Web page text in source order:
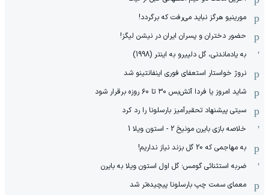
مورینیو هرگز نباید می‌رفت که برگردد!
حضور دختران و پسران ایران در نیشن لیگز!
به یادماندنی، گل دلپیرو به اینتر (1998)
نروژ خواستار استعفای فوری اینفانتینو شد
شاید امروز یا فردا آتش‌بس ۳۰ تا ۶۰ روزه برقرار شود
سیتی پیشنهاد تحقیرآمیز بارسلونا را رد کرد
خلاصه بازی بایرن مونیخ 2 - استون ویلا 1
به مهاجمی که 20 گل بزند نیاز نداریم!
ضربه استثنائی گومس؛ گل اول استون ویلا به بایرن
معمای سمت چپ بارسلونا پیچیده‌تر شد